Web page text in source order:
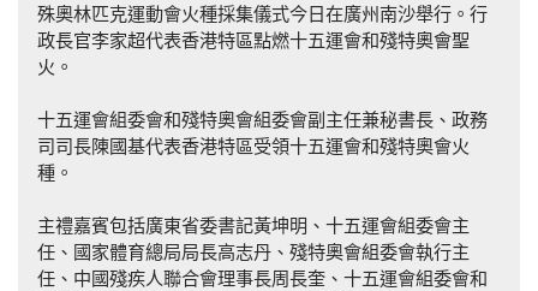
殊奧林匹克運動會火種採集儀式今日在廣州南沙舉行。行
政長官李家超代表香港特區點燃十五運會和殘特奧會聖
火。
十五運會組委會和殘特奧會組委會副主任兼秘書長、政務
司司長陳國基代表香港特區受領十五運會和殘特奧會火
種。
主禮嘉賓包括廣東省委書記黃坤明、十五運會組委會主
任、國家體育總局局長高志丹、殘特奧會組委會執行主
任、中國殘疾人聯合會理事長周長奎、十五運會組委會和